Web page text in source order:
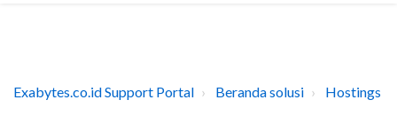
Exabytes.co.id Support Portal Beranda solusi Hostings